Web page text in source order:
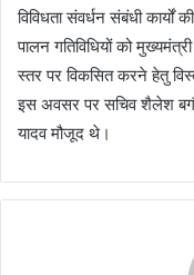
विविधता संवर्धन संबंधी कार्यों
पालन गतिविधियों को
स्तर पर विकसित करने हेतु
इस अवसर पर सचिव शैलेश
यादव मौजूद थे।